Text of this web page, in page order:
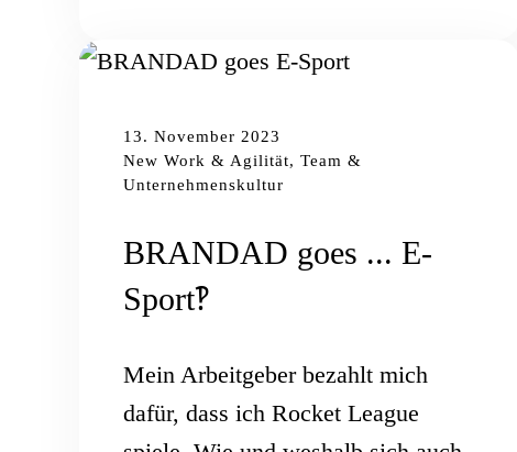
13. November 2023
New Work & Agilität, Team &
Unternehmenskultur
BRANDAD goes ... E-
Sport‽
Mein Arbeitgeber bezahlt mich
dafür, dass ich Rocket League